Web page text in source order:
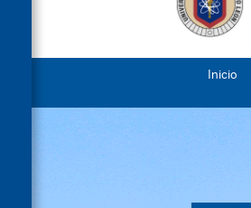
Inicio